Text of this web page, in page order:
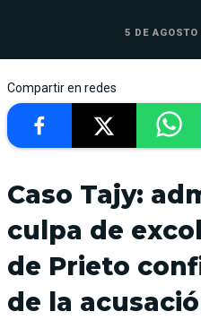
5 DE
Compartir en redes
Caso Tajy:
culpa de
de Prieto
de la